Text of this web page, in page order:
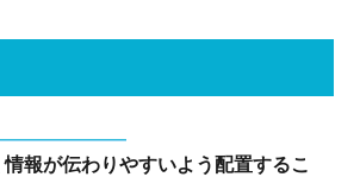
報が伝わりやすいよう配置するこ